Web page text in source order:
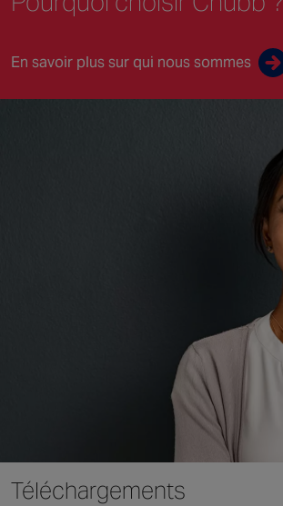
En savoir plus sur qui nous sommes
Téléchargements